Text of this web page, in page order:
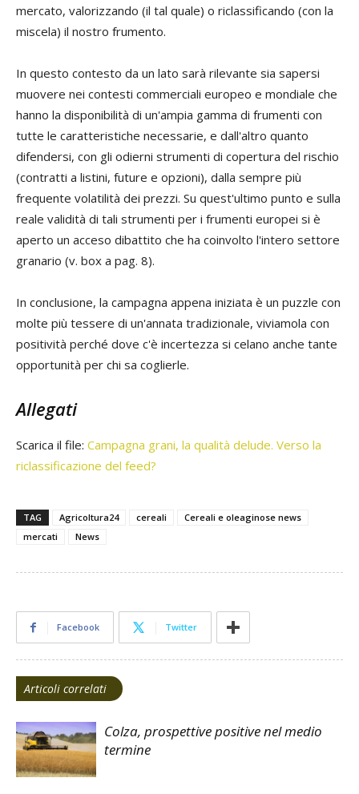
mercato, valorizzando (il tal quale) o riclassificando (con la
miscela) il nostro frumento.
In questo contesto da un lato sarà rilevante sia sapersi
muovere nei contesti commerciali europeo e mondiale che
hanno la disponibilità di un'ampia gamma di frumenti con
tutte le caratteristiche necessarie, e dall'altro quanto
difendersi, con gli odierni strumenti di copertura del rischio
(contratti a listini, future e opzioni), dalla sempre più
frequente volatilità dei prezzi. Su quest'ultimo punto e sulla
reale validità di tali strumenti per i frumenti europei si è
aperto un acceso dibattito che ha coinvolto l'intero settore
granario (v. box a pag. 8).
In conclusione, la campagna appena iniziata è un puzzle con
molte più tessere di un'annata tradizionale, viviamola con
positività perché dove c'è incertezza si celano anche tante
opportunità per chi sa coglierle.
Allegati
Scarica il file: Campagna grani, la qualità delude. Verso la
riclassificazione del feed?
TAG Agricoltura24 cereali
Cereali e oleaginose news
mercati
News
Facebook Twitter
Articoli correlati
Colza, prospettive positive nel medio
termine